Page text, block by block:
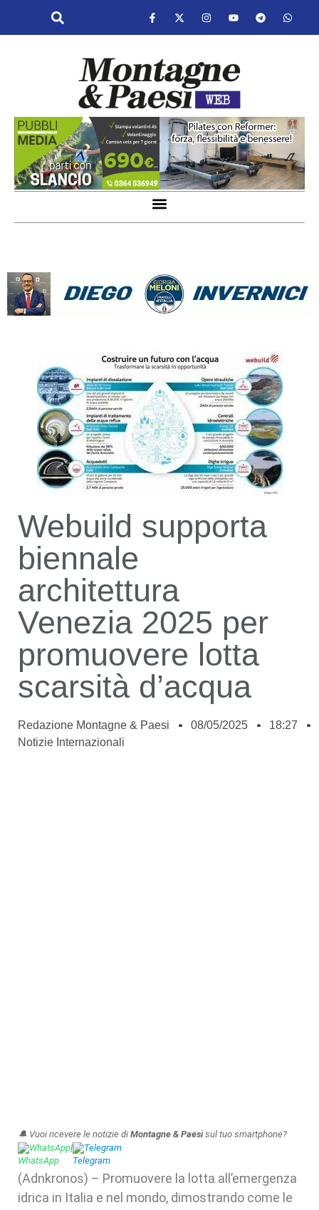
Webuild supporta
biennale
architettura
Venezia 2025 per
promuovere lotta
scarsità d’acqua
Redazione Montagne & Paesi 08/05/2025
18:27
Notizie Internazionali
🔔 Vuoi ricevere le notizie di Montagne & Paesisul tuo smartphone?
WhatsApp| Telegram
(Adnkronos) – Promuovere la lotta all’emergenza
idrica in Italia e nel mondo, dimostrando come le